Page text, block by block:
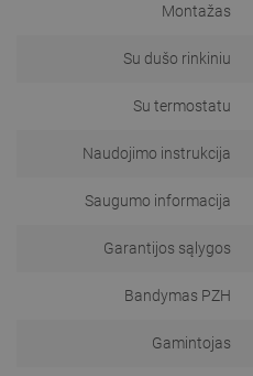
Montažas
Su dušo rinkiniu
Su termostatu
Naudojimo instrukcija
Saugumo informacija
Garantijos sąlygos
Bandymas PZH
Gamintojas